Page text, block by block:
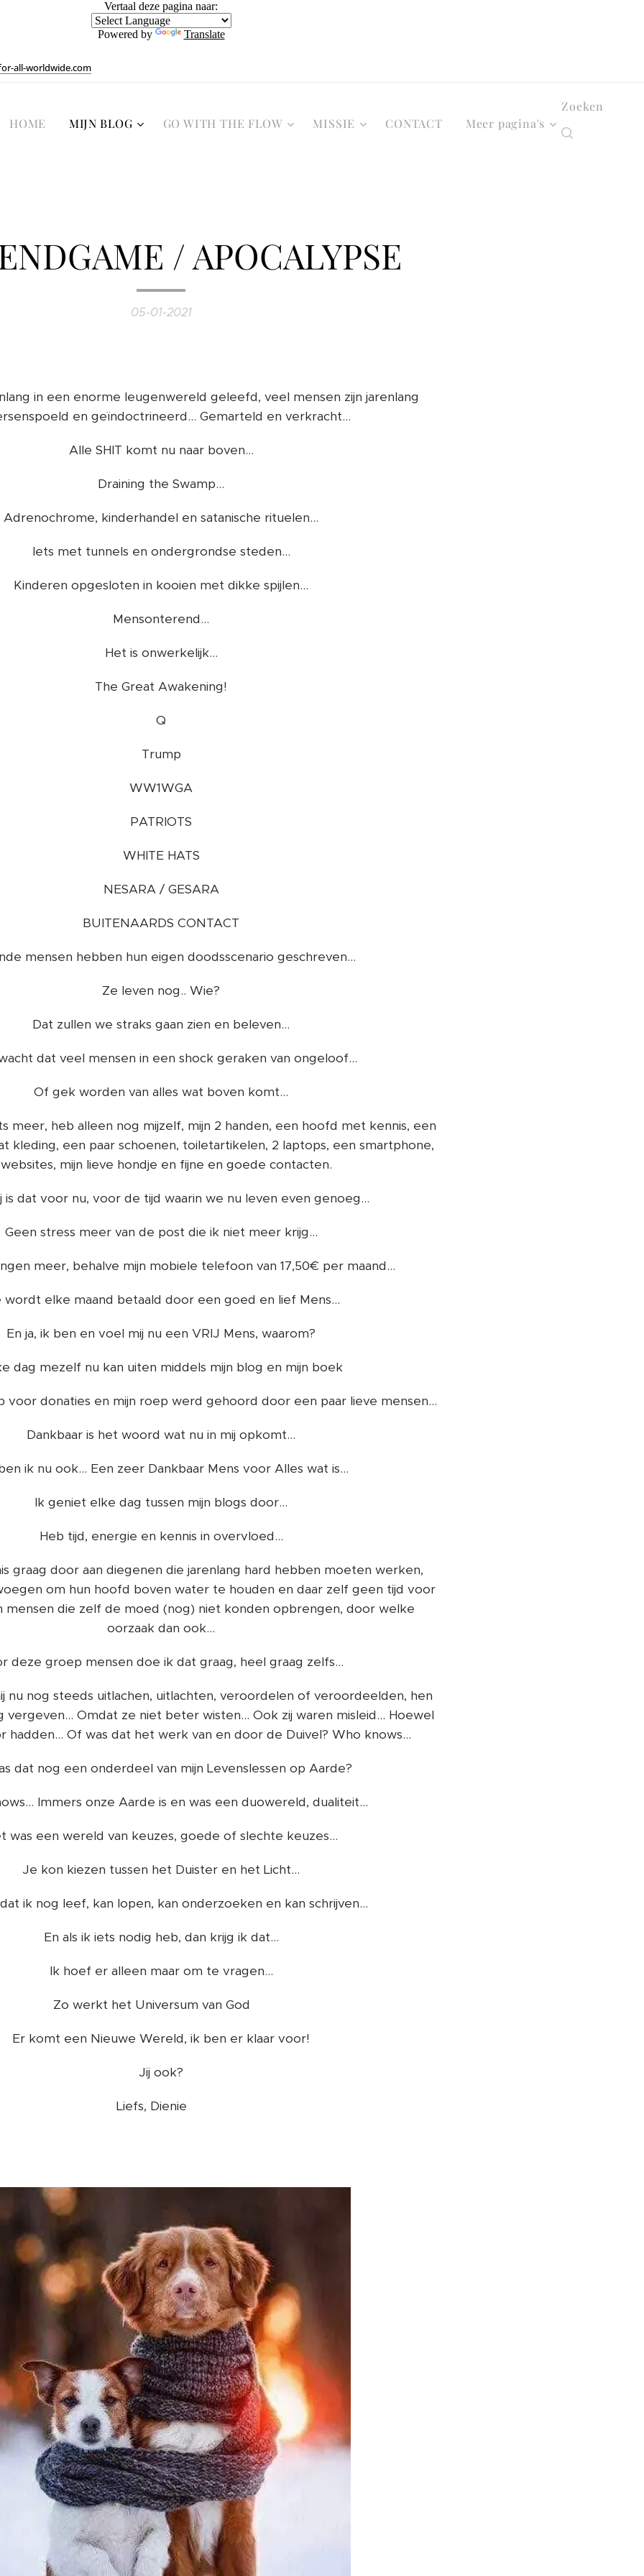
Vertaal deze pagina naar:
Powered by Translate
all-worldwide.com
HOME MIJN BLOG GO WITH THE FLOW MISSIE CONTACT Meer pagina's
Zoeken
/ APOCALYPSE
05-01-2021
in een enorme leugenwereld geleefd, veel mensen zijn jarenlang
en geïndoctrineerd... Gemarteld en verkracht...
Alle SHIT komt nu naar boven...
Draining the Swamp...
Adrenochrome, kinderhandel en satanische rituelen...
Iets met tunnels en ondergrondse steden...
Kinderen opgesloten in kooien met dikke spijlen...
Mensonterend...
Het is onwerkelijk...
The Great Awakening!
Q
Trump
WW1WGA
PATRIOTS
WHITE HATS
NESARA / GESARA
BUITENAARDS CONTACT
mensen hebben hun eigen doodsscenario geschreven...
Ze leven nog.. Wie?
Dat zullen we straks gaan zien en beleven...
dat veel mensen in een shock geraken van ongeloof...
Of gek worden van alles wat boven komt...
meer, heb alleen nog mijzelf, mijn 2 handen, een hoofd met kennis, een
kleding, een paar schoenen, toiletartikelen, 2 laptops, een smartphone,
mijn lieve hondje en fijne en goede contacten.
is dat voor nu, voor de tijd waarin we nu leven even genoeg...
Geen stress meer van de post die ik niet meer krijg...
meer, behalve mijn mobiele telefoon van 17,50€ per maand...
wordt elke maand betaald door een goed en lief Mens...
En ja, ik ben en voel mij nu een VRIJ Mens, waarom?
dag mezelf nu kan uiten middels mijn blog en mijn boek 🙏❤️🌈
voor donaties en mijn roep werd gehoord door een paar lieve mensen...
Dankbaar is het woord wat nu in mij opkomt...
ik nu ook... Een zeer Dankbaar Mens voor Alles wat is...
Ik geniet elke dag tussen mijn blogs door...
Heb tijd, energie en kennis in overvloed...
graag door aan diegenen die jarenlang hard hebben moeten werken,
om hun hoofd boven water te houden en daar zelf geen tijd voor
mensen die zelf de moed (nog) niet konden opbrengen, door welke
oorzaak dan ook...
deze groep mensen doe ik dat graag, heel graag zelfs...
nu nog steeds uitlachen, uitlachten, veroordelen of veroordeelden, hen
vergeven... Omdat ze niet beter wisten... Ook zij waren misleid... Hoewel
hadden... Of was dat het werk van en door de Duivel? Who knows...
dat nog een onderdeel van mijn Levenslessen op Aarde?
Immers onze Aarde is en was een duowereld, dualiteit...
was een wereld van keuzes, goede of slechte keuzes...
Je kon kiezen tussen het Duister en het Licht...
ik nog leef, kan lopen, kan onderzoeken en kan schrijven...
En als ik iets nodig heb, dan krijg ik dat...
Ik hoef er alleen maar om te vragen...
Zo werkt het Universum van God 🌈
Er komt een Nieuwe Wereld, ik ben er klaar voor!
Jij ook?
Liefs, Dienie ❤️